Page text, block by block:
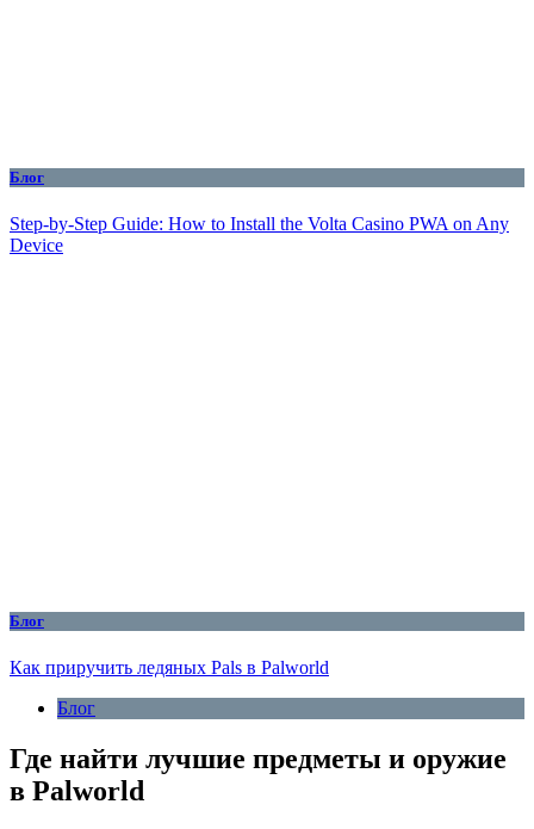
Блог
Step-by-Step Guide: How to Install the Volta Casino PWA on Any
Device
Блог
Как приручить ледяных Pals в Palworld
Блог
Где найти лучшие предметы и оружие
в Palworld